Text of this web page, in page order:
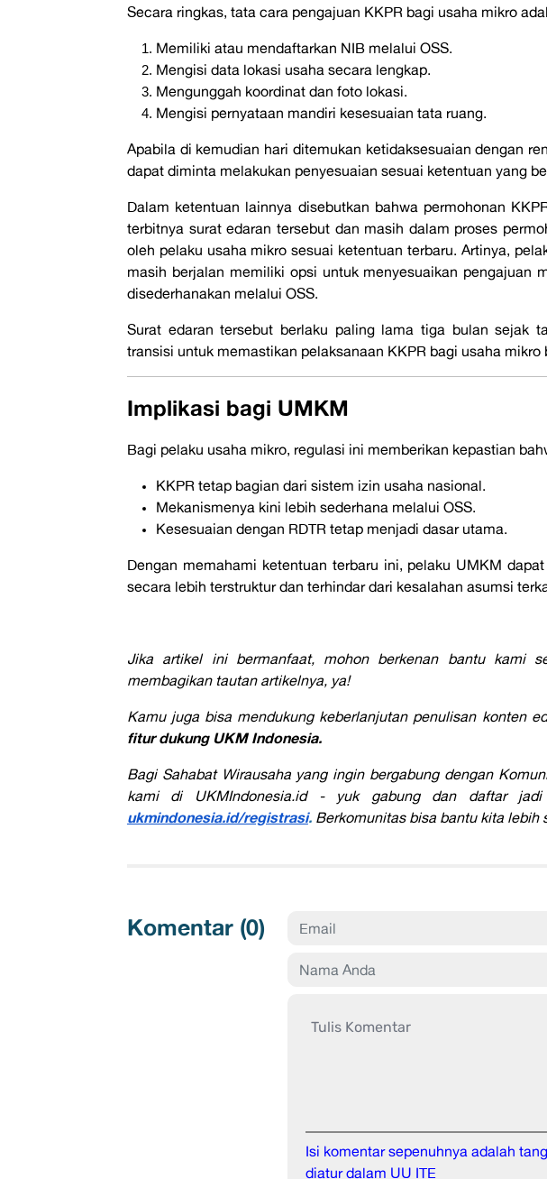
Secara ringkas, tata cara pengajuan KKPR bagi usaha mikro
Memiliki atau mendaftarkan NIB melalui OSS.
Mengisi data lokasi usaha secara lengkap.
Mengunggah koordinat dan foto lokasi.
Mengisi pernyataan mandiri kesesuaian tata ruang.
Apabila di kemudian hari ditemukan ketidaksesuaian dengan
dapat diminta melakukan penyesuaian sesuai ketentuan yang
Dalam ketentuan lainnya disebutkan bahwa permohonan
terbitnya surat edaran tersebut dan masih dalam proses
oleh pelaku usaha mikro sesuai ketentuan terbaru. Artinya,
masih berjalan memiliki opsi untuk menyesuaikan pengajuan
disederhanakan melalui OSS.
Surat edaran tersebut berlaku paling lama tiga bulan sejak
transisi untuk memastikan pelaksanaan KKPR bagi usaha mikro
Implikasi bagi UMKM
Bagi pelaku usaha mikro, regulasi ini memberikan kepastian
KKPR tetap bagian dari sistem izin usaha nasional.
Mekanismenya kini lebih sederhana melalui OSS.
Kesesuaian dengan RDTR tetap menjadi dasar utama.
Dengan memahami ketentuan terbaru ini, pelaku UMKM
secara lebih terstruktur dan terhindar dari kesalahan asumsi
Jika artikel ini bermanfaat, mohon berkenan bantu kami
membagikan tautan artikelnya, ya!
Kamu juga bisa mendukung keberlanjutan penulisan konten
fitur dukung UKM Indonesia.
Bagi Sahabat Wirausaha yang ingin bergabung dengan
kami di UKMIndonesia.id - yuk gabung dan daftar jadi
ukmindonesia.id/registrasi. Berkomunitas bisa bantu kita lebih
Komentar (0)
Isi komentar sepenuhnya adalah
diatur dalam UU ITE